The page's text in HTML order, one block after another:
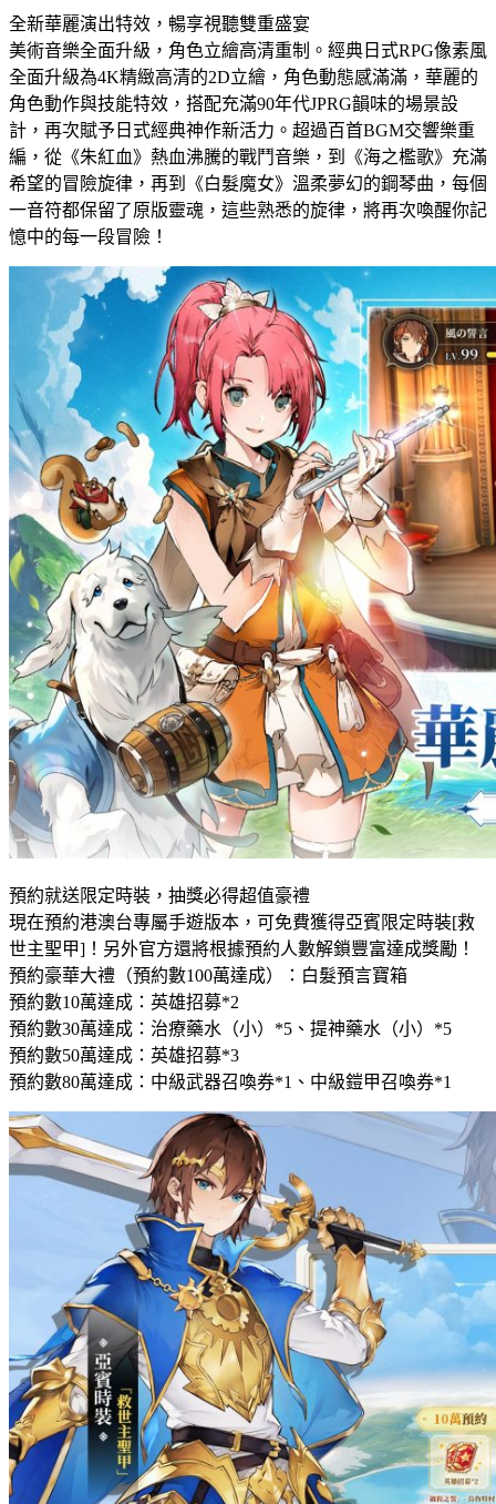
全新華麗演出特效，暢享視聽雙重盛宴
美術音樂全面升級，角色立繪高清重制。經典日式RPG像素風
全面升級為4K精緻高清的2D立繪，角色動態感滿滿，華麗的
角色動作與技能特效，搭配充滿90年代JPRG韻味的場景設
計，再次賦予日式經典神作新活力。超過百首BGM交響樂重
編，從《朱紅血》熱血沸騰的戰鬥音樂，到《海之檻歌》充滿
希望的冒險旋律，再到《白髮魔女》溫柔夢幻的鋼琴曲，每個
一音符都保留了原版靈魂，這些熟悉的旋律，將再次喚醒你記
憶中的每一段冒險！
預約就送限定時裝，抽獎必得超值豪禮
現在預約港澳台專屬手遊版本，可免費獲得亞賓限定時裝[救
世主聖甲]！另外官方還將根據預約人數解鎖豐富達成獎勵！
預約豪華大禮（預約數100萬達成）：白髮預言寶箱
預約數10萬達成：英雄招募*2
預約數30萬達成：治療藥水（小）*5、提神藥水（小）*5
預約數50萬達成：英雄招募*3
預約數80萬達成：中級武器召喚券*1、中級鎧甲召喚券*1